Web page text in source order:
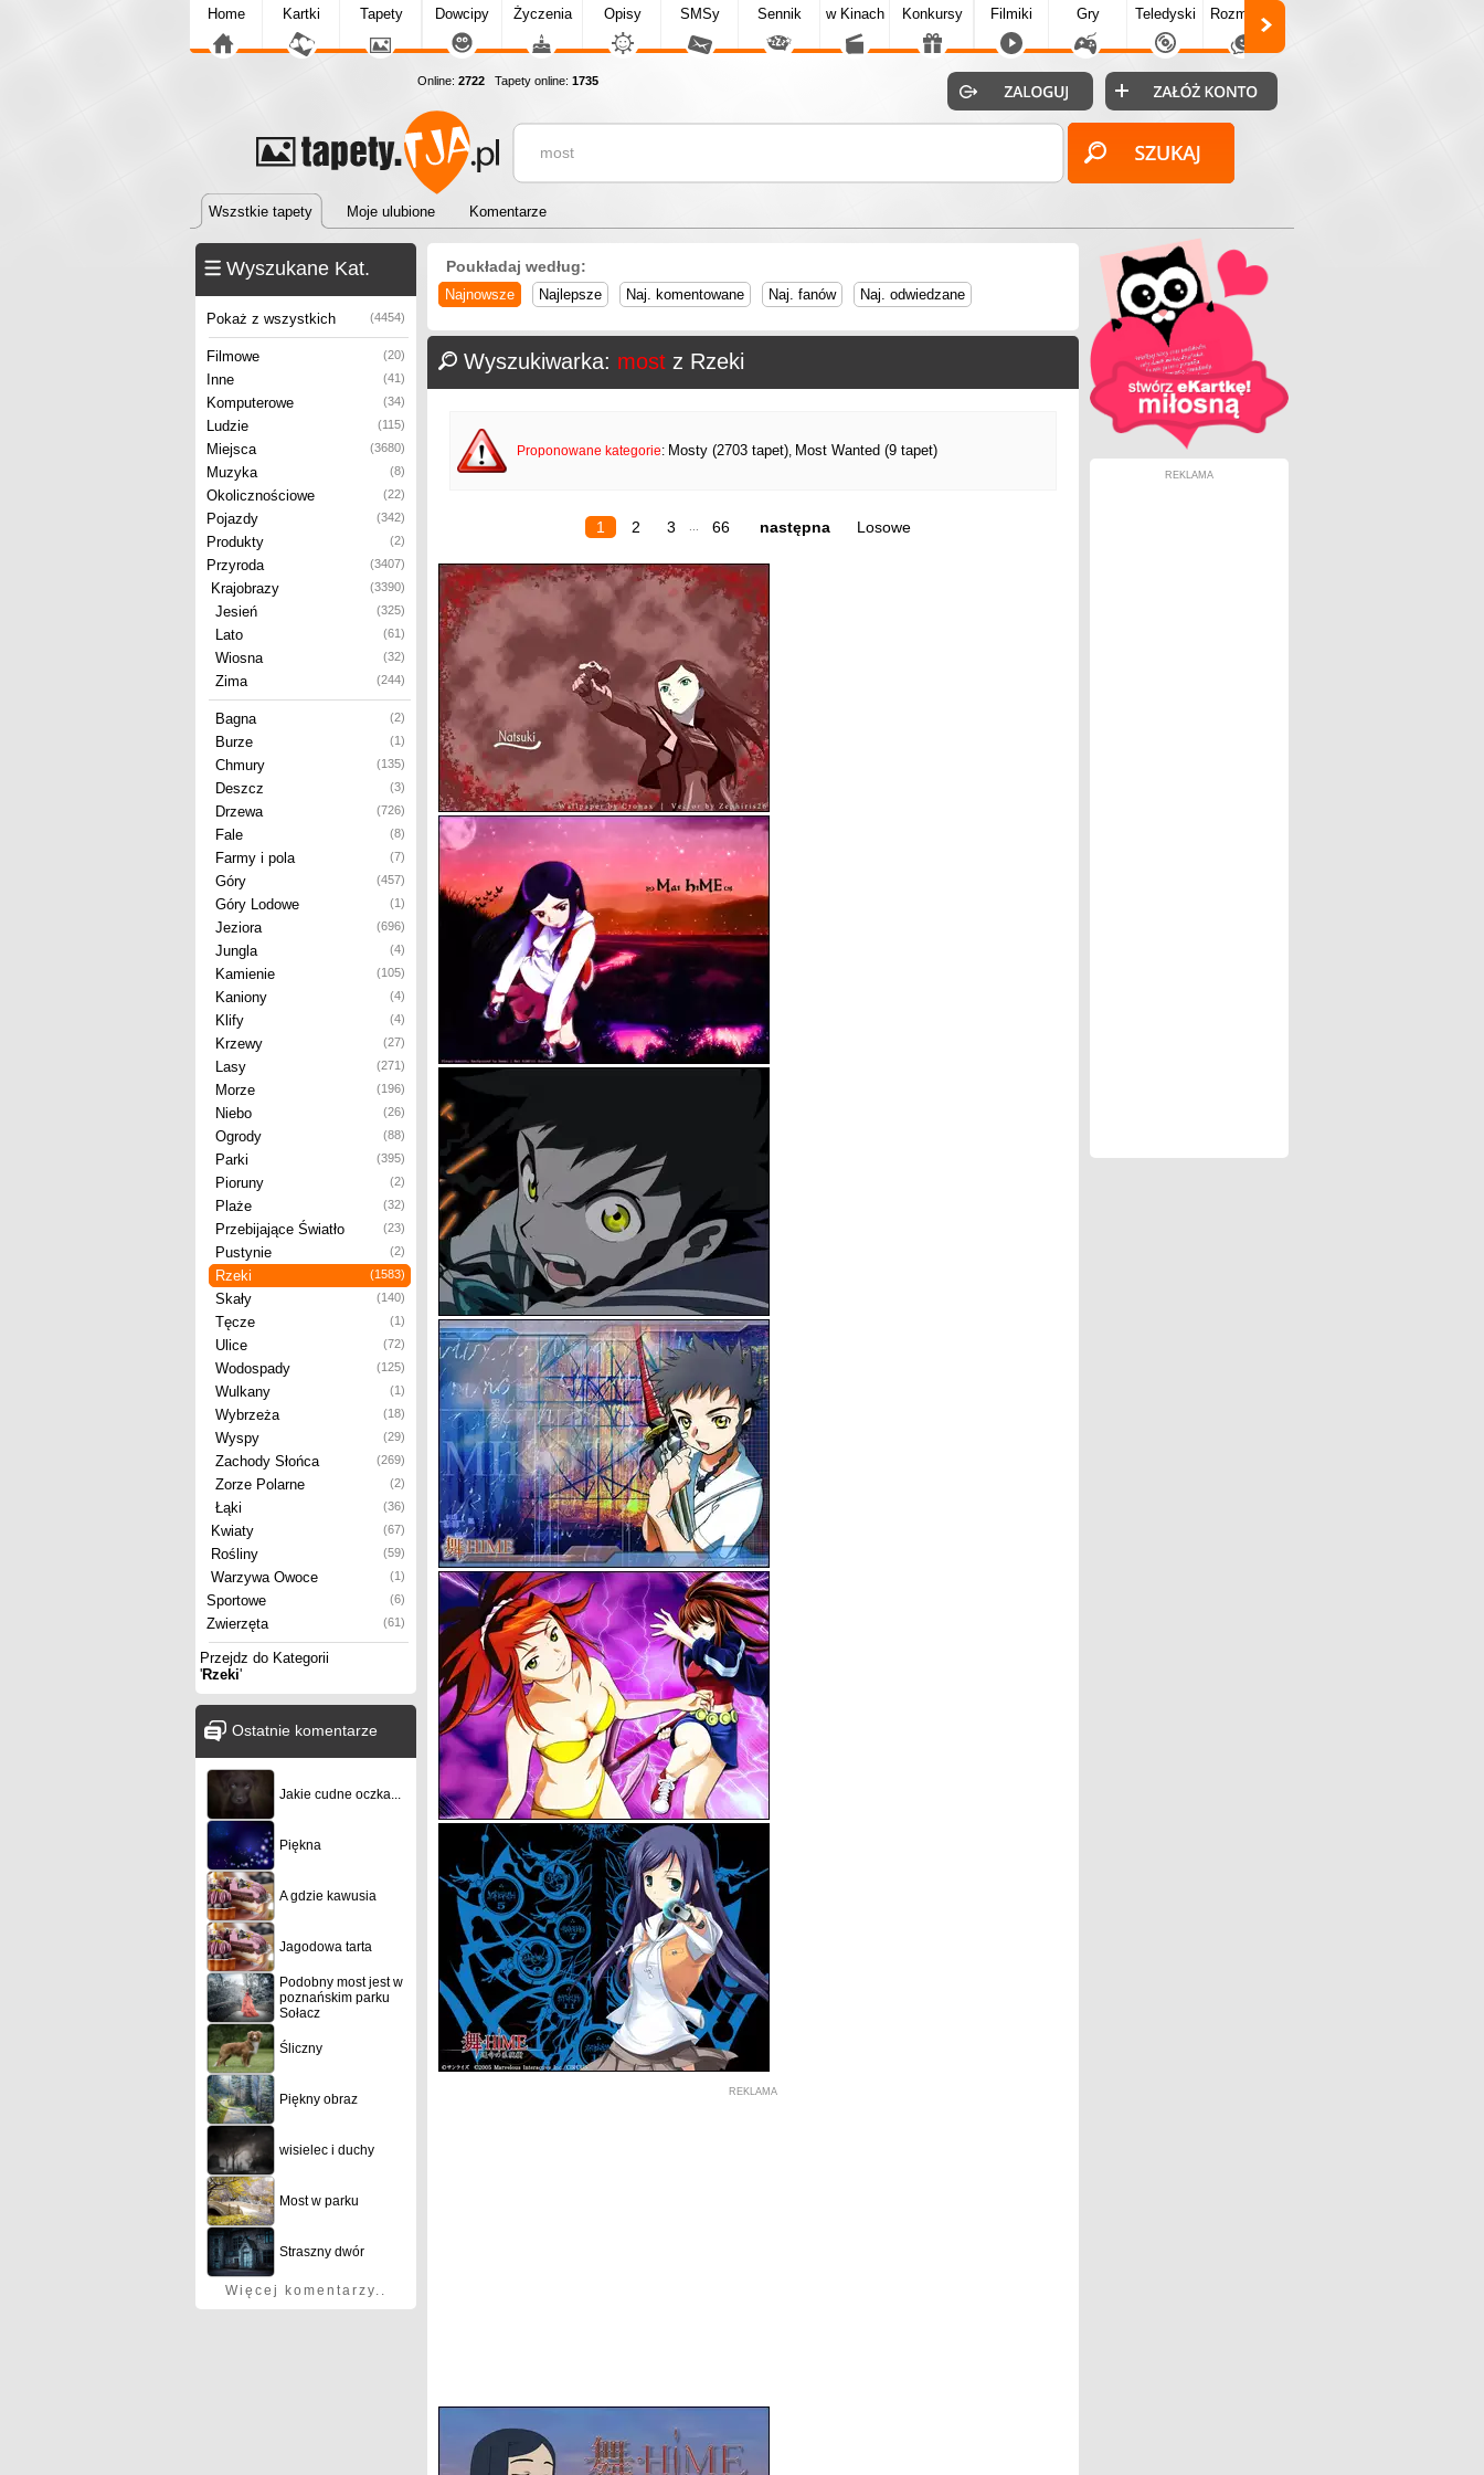
Home Kartki Tapety Dowcipy Życzenia Opisy SMSy Sennik w Kinach Konkursy Filmiki Gry Teledyski Rozmówki
Online: 2722 Tapety online: 1735
Wszstkie tapety Moje ulubione Komentarze
Wyszukane Kat.
Pokaż z wszystkich (4454)
Filmowe (20)
Inne (41)
Komputerowe (34)
Ludzie (115)
Miejsca (3680)
Muzyka (8)
Okolicznościowe (22)
Pojazdy (342)
Produkty (2)
Przyroda (3407)
Krajobrazy (3390)
Jesień (325)
Lato (61)
Wiosna (32)
Zima (244)
Bagna (2)
Burze (1)
Chmury (135)
Deszcz (3)
Drzewa (726)
Fale (8)
Farmy i pola (7)
Góry (457)
Góry Lodowe (1)
Jeziora (696)
Jungla (4)
Kamienie (105)
Kaniony (4)
Klify (4)
Krzewy (27)
Lasy (271)
Morze (196)
Niebo (26)
Ogrody (88)
Parki (395)
Pioruny (2)
Plaże (32)
Przebijające Światło (23)
Pustynie (2)
Rzeki (1583)
Skały (140)
Tęcze (1)
Ulice (72)
Wodospady (125)
Wulkany (1)
Wybrzeża (18)
Wyspy (29)
Zachody Słońca (269)
Zorze Polarne (2)
Łąki (36)
Kwiaty (67)
Rośliny (59)
Warzywa Owoce (1)
Sportowe (6)
Zwierzęta (61)
Przejdz do Kategorii
'Rzeki'
Ostatnie komentarze
Jakie cudne oczka...
Piękna
A gdzie kawusia
Jagodowa tarta
Podobny most jest w
poznańskim parku
Sołacz
Śliczny
Piękny obraz
wisielec i duchy
Most w parku
Straszny dwór
Więcej komentarzy..
Poukładaj według:
Najnowsze Najlepsze Naj. komentowane Naj. fanów Naj. odwiedzane
Wyszukiwarka: most z Rzeki
Proponowane kategorie: Mosty (2703 tapet), Most Wanted (9 tapet)
1 2 3 66 następna Losowe
REKLAMA
REKLAMA